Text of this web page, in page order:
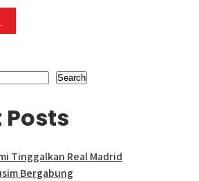
Search
Posts
Tinggalkan Real Madrid
Bergabung